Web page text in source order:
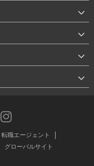
転職エージェント
グローバルサイト